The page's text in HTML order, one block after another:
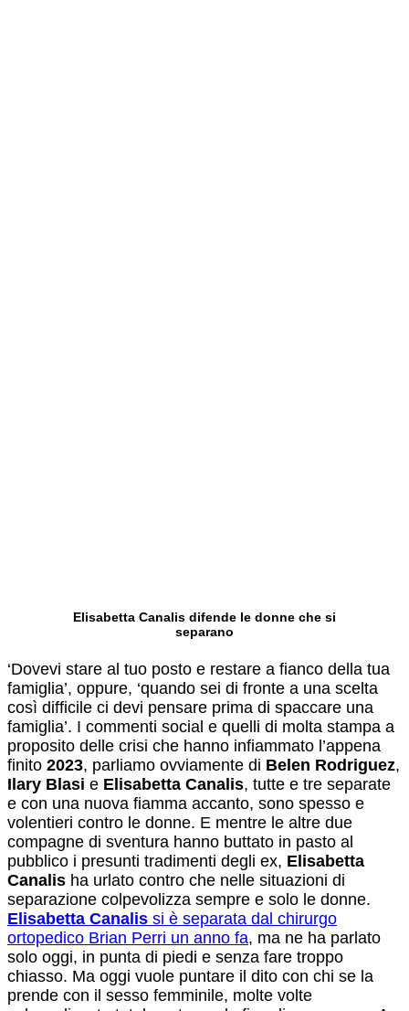
Elisabetta Canalis difende le donne che si
separano
‘Dovevi stare al tuo posto e restare a fianco della tua
famiglia’, oppure, ‘quando sei di fronte a una scelta
così difficile ci devi pensare prima di spaccare una
famiglia’. I commenti social e quelli di molta stampa a
proposito delle crisi che hanno infiammato l’appena
finito 2023, parliamo ovviamente di Belen Rodriguez,
Ilary Blasi e Elisabetta Canalis, tutte e tre separate
e con una nuova fiamma accanto, sono spesso e
volentieri contro le donne. E mentre le altre due
compagne di sventura hanno buttato in pasto al
pubblico i presunti tradimenti degli ex, Elisabetta
Canalis ha urlato contro che nelle situazioni di
separazione colpevolizza sempre e solo le donne.
Elisabetta Canalis si è separata dal chirurgo
ortopedico Brian Perri un anno fa, ma ne ha parlato
solo oggi, in punta di piedi e senza fare troppo
chiasso. Ma oggi vuole puntare il dito con chi se la
prende con il sesso femminile, molte volte